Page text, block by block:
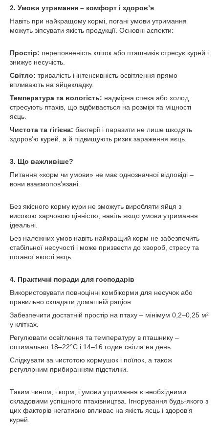
2. Умови утримання – комфорт і здоров’я
Навіть при найкращому кормі, погані умови утримання
можуть зіпсувати якість продукції. Основні аспекти:
Простір: переповненість кліток або пташників стресує курей і
знижує несучість.
Світло: тривалість і інтенсивність освітлення прямо
впливають на яйцекладку.
Температура та вологість: надмірна спека або холод
стресують птахів, що відбивається на розмірі та міцності
яєць.
Чистота та гігієна: бактерії і паразити не лише шкодять
здоров’ю курей, а й підвищують ризик зараження яєць.
3. Що важливіше?
Питання «корм чи умови» не має однозначної відповіді –
вони взаємопов’язані.
Без якісного корму кури не зможуть виробляти яйця з
високою харчовою цінністю, навіть якщо умови утримання
ідеальні.
Без належних умов навіть найкращий корм не забезпечить
стабільної несучості і може призвести до хвороб, стресу та
поганої якості яєць.
4. Практичні поради для господарів
Використовувати повноцінні комбікорми для несучок або
правильно складати домашній раціон.
Забезпечити достатній простір на птаху – мінімум 0,2–0,25 м²
у клітках.
Регулювати освітлення та температуру в пташнику –
оптимально 18–22°C і 14–16 годин світла на день.
Слідкувати за чистотою кормушок і поїлок, а також
регулярним прибиранням підстилки.
Таким чином, і корм, і умови утримання є необхідними
складовими успішного птахівництва. Ігнорування будь-якого з
цих факторів негативно впливає на якість яєць і здоров’я
курей.